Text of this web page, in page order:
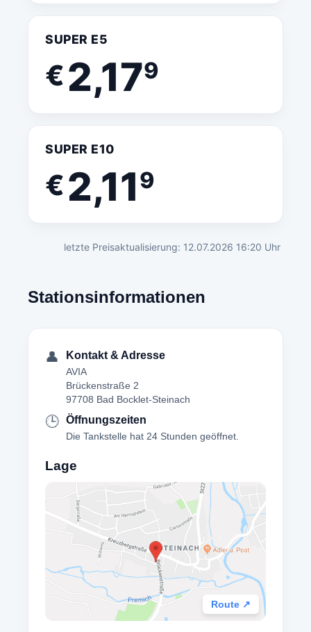
SUPER E5
€2,179
SUPER E10
€2,119
letzte Preisaktualisierung: 12.07.2026 16:20 Uhr
Stationsinformationen
👤 Kontakt & Adresse
AVIA
Brückenstraße 2
97708 Bad Bocklet-Steinach
🕒 Öffnungszeiten
Die Tankstelle hat 24 Stunden geöffnet.
Lage
Route ↗